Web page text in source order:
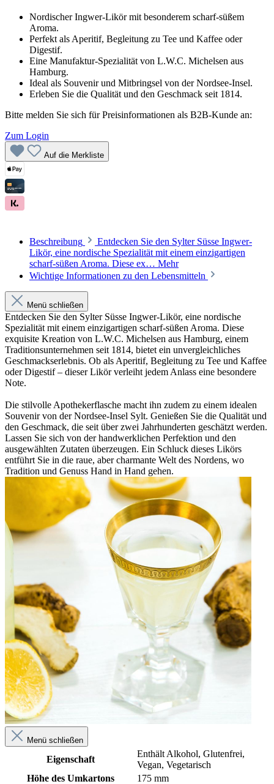
Nordischer Ingwer-Likör mit besonderem scharf-süßem
Aroma.
Perfekt als Aperitif, Begleitung zu Tee und Kaffee oder
Digestif.
Eine Manufaktur-Spezialität von L.W.C. Michelsen aus
Hamburg.
Ideal als Souvenir und Mitbringsel von der Nordsee-Insel.
Erleben Sie die Qualität und den Geschmack seit 1814.
Bitte melden Sie sich für Preisinformationen als B2B-Kunde an:
Zum Login
Auf die Merkliste
Beschreibung
Entdecken Sie den Sylter Süsse Ingwer-
Likör, eine nordische Spezialität mit einem einzigartigen
scharf-süßen Aroma. Diese ex… Mehr
Wichtige Informationen zu den Lebensmitteln
Menü schließen
Entdecken Sie den Sylter Süsse Ingwer-Likör, eine nordische
Spezialität mit einem einzigartigen scharf-süßen Aroma. Diese
exquisite Kreation von L.W.C. Michelsen aus Hamburg, einem
Traditionsunternehmen seit 1814, bietet ein unvergleichliches
Geschmackserlebnis. Ob als Aperitif, Begleitung zu Tee und Kaffee
oder Digestif – dieser Likör verleiht jedem Anlass eine besondere
Note.
Die stilvolle Apothekerflasche macht ihn zudem zu einem idealen
Souvenir von der Nordsee-Insel Sylt. Genießen Sie die Qualität und
den Geschmack, die seit über zwei Jahrhunderten geschätzt werden.
Lassen Sie sich von der handwerklichen Perfektion und den
ausgewählten Zutaten überzeugen. Ein Schluck dieses Likörs
entführt Sie in die raue, aber charmante Welt des Nordens, wo
Tradition und Genuss Hand in Hand gehen.
Menü schließen
Eigenschaft
Enthält Alkohol, Glutenfrei,
Vegan, Vegetarisch
Höhe des Umkartons
175 mm